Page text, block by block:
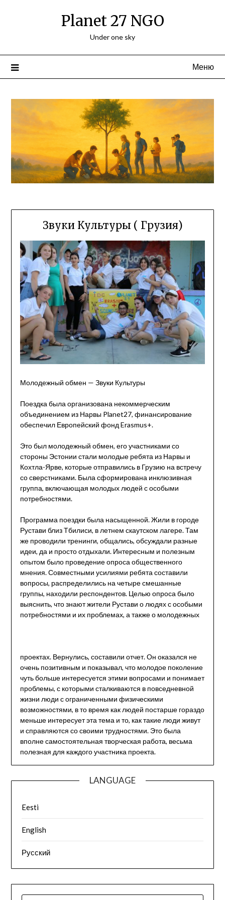
Planet 27 NGO
Under one sky
Меню
Звуки Культуры ( Грузия)
Молодежный обмен — Звуки Культуры
Поездка была организована некоммерческим
объединением из Нарвы Planet27, финансирование
обеспечил Европейский фонд Erasmus+.
Это был молодежный обмен, его участниками со
стороны Эстонии стали молодые ребята из Нарвы и
Кохтла-Ярве, которые отправились в Грузию на встречу
со сверстниками. Была сформирована инклюзивная
группа, включающая молодых людей с особыми
потребностями.
Программа поездки была насыщенной. Жили в городе
Рустави близ Тбилиси, в летнем скаутском лагере. Там
же проводили тренинги, общались, обсуждали разные
идеи, да и просто отдыхали. Интересным и полезным
опытом было проведение опроса общественного
мнения. Совместными усилиями ребята составили
вопросы, распределились на четыре смешанные
группы, находили респондентов. Целью опроса было
выяснить, что знают жители Рустави о людях с особыми
потребностями и их проблемах, а также о молодежных
проектах. Вернулись, составили отчет. Он оказался не
очень позитивным и показывал, что молодое поколение
чуть больше интересуется этими вопросами и понимает
проблемы, с которыми сталкиваются в повседневной
жизни люди с ограниченными физическими
возможностями, в то время как людей постарше гораздо
меньше интересует эта тема и то, как такие люди живут
и справляются со своими трудностями. Это была
вполне самостоятельная творческая работа, весьма
полезная для каждого участника проекта.
LANGUAGE
Eesti
English
Русский